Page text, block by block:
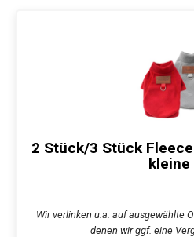
2 Stück/3 Stück
kleine
Wir verlinken u.a. auf ausgewählte
denen wir ggf. eine